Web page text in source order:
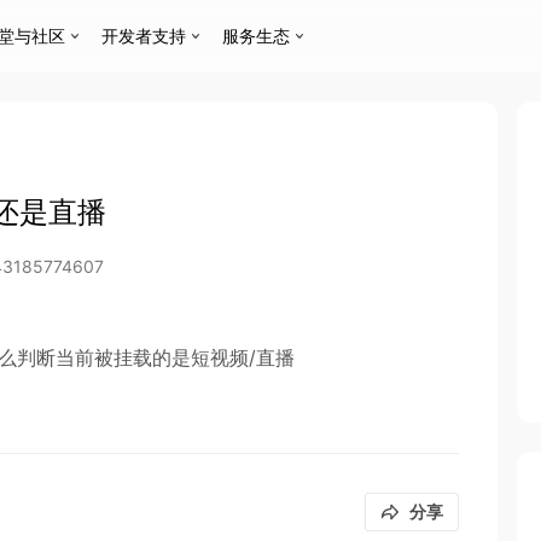
与社区 开发者支持 服务生态
是直播
判断当前被挂载的是短视频/直播
分享